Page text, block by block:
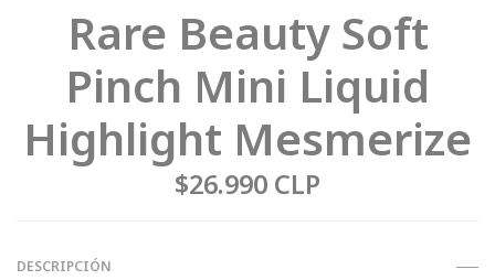
Rare Beauty Soft
Pinch Mini Liquid
Highlight Mesmerize
$26.990 CLP
DESCRIPCIÓN